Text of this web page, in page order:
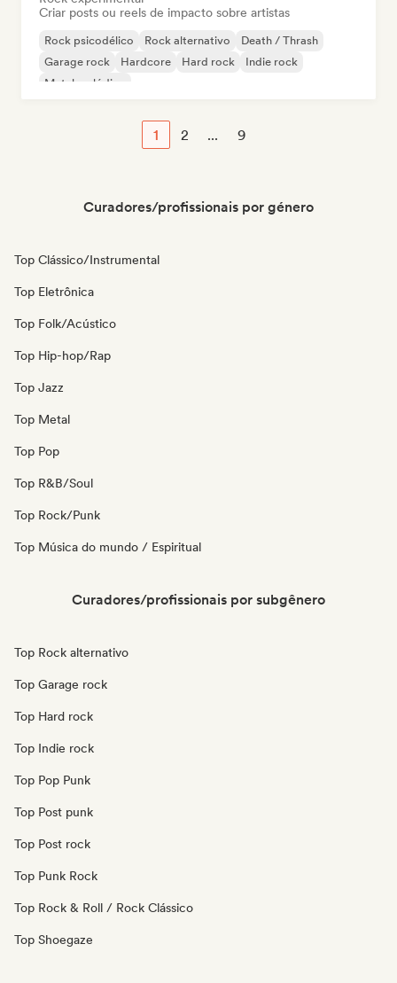
Criar posts ou reels de impacto sobre artistas
Rock psicodélico Rock alternativo
Death / Thrash
Garage rock
Hardcore Hard rock
Indie rock
Metal melódico
1 2 ... 9
Curadores/profissionais por género
Top Clássico/Instrumental
Top Eletrônica
Top Folk/Acústico
Top Hip-hop/Rap
Top Jazz
Top Metal
Top Pop
Top R&B/Soul
Top Rock/Punk
Top Música do mundo / Espiritual
Curadores/profissionais por subgênero
Top Rock alternativo
Top Garage rock
Top Hard rock
Top Indie rock
Top Pop Punk
Top Post punk
Top Post rock
Top Punk Rock
Top Rock & Roll / Rock Clássico
Top Shoegaze